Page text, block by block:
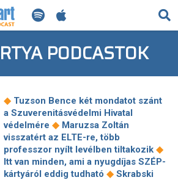
KERESÉS
PODCASTOK
◆ Tuzson Bence két mondatot szánt
a Szuverenitásvédelmi Hivatal
védelmére ◆ Maruzsa Zoltán
visszatért az ELTE-re, több
professzor nyílt levélben tiltakozik ◆
Itt van minden, ami a nyugdíjas SZÉP-
kártyáról eddig tudható ◆ Skrabski